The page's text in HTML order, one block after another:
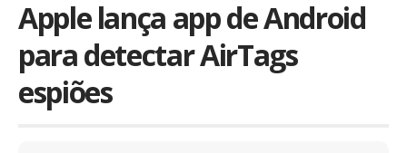
Apple lança app de Android
para detectar AirTags
espiões